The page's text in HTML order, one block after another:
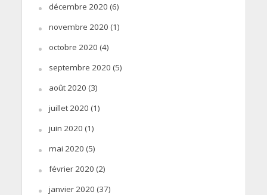
décembre 2020 (6)
novembre 2020 (1)
octobre 2020 (4)
septembre 2020 (5)
août 2020 (3)
juillet 2020 (1)
juin 2020 (1)
mai 2020 (5)
février 2020 (2)
janvier 2020 (37)